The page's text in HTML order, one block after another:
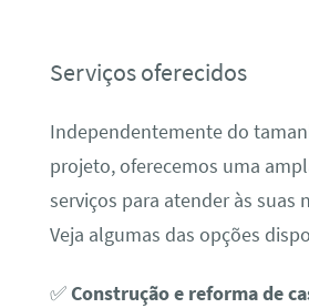
Serviços oferecidos
Independentemente do
projeto, oferecemos uma
serviços para atender às suas
Veja algumas das opções
✅Construção e reforma de